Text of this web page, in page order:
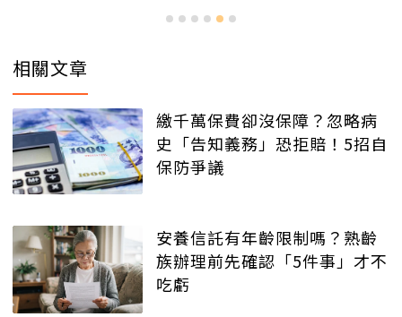
相關文章
繳千萬保費卻沒保障？忽略病
史「告知義務」恐拒賠！5招自
保防爭議
安養信託有年齡限制嗎？熟齡
族辦理前先確認「5件事」才不
吃虧